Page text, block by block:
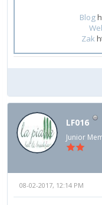
Blog
Zak
LF016
Junior
08-02-2017, 12:14 PM